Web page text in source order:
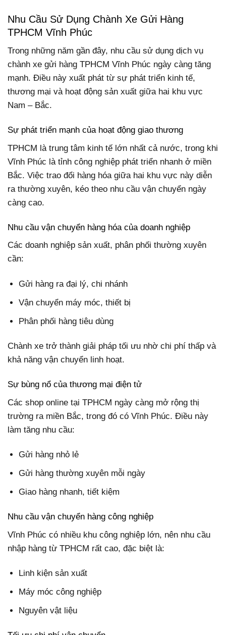
Nhu Cầu Sử Dụng Chành Xe Gửi Hàng
TPHCM Vĩnh Phúc
Trong những năm gần đây, nhu cầu sử dụng dịch vụ
chành xe gửi hàng TPHCM Vĩnh Phúc ngày càng tăng
mạnh. Điều này xuất phát từ sự phát triển kinh tế,
thương mại và hoạt động sản xuất giữa hai khu vực
Nam – Bắc.
Sự phát triển mạnh của hoạt động giao thương
TPHCM là trung tâm kinh tế lớn nhất cả nước, trong khi
Vĩnh Phúc là tỉnh công nghiệp phát triển nhanh ở miền
Bắc. Việc trao đổi hàng hóa giữa hai khu vực này diễn
ra thường xuyên, kéo theo nhu cầu vận chuyển ngày
càng cao.
Nhu cầu vận chuyển hàng hóa của doanh nghiệp
Các doanh nghiệp sản xuất, phân phối thường xuyên
cần:
Gửi hàng ra đại lý, chi nhánh
Vận chuyển máy móc, thiết bị
Phân phối hàng tiêu dùng
Chành xe trở thành giải pháp tối ưu nhờ chi phí thấp và
khả năng vận chuyển linh hoạt.
Sự bùng nổ của thương mại điện tử
Các shop online tại TPHCM ngày càng mở rộng thị
trường ra miền Bắc, trong đó có Vĩnh Phúc. Điều này
làm tăng nhu cầu:
Gửi hàng nhỏ lẻ
Gửi hàng thường xuyên mỗi ngày
Giao hàng nhanh, tiết kiệm
Nhu cầu vận chuyển hàng công nghiệp
Vĩnh Phúc có nhiều khu công nghiệp lớn, nên nhu cầu
nhập hàng từ TPHCM rất cao, đặc biệt là:
Linh kiện sản xuất
Máy móc công nghiệp
Nguyên vật liệu